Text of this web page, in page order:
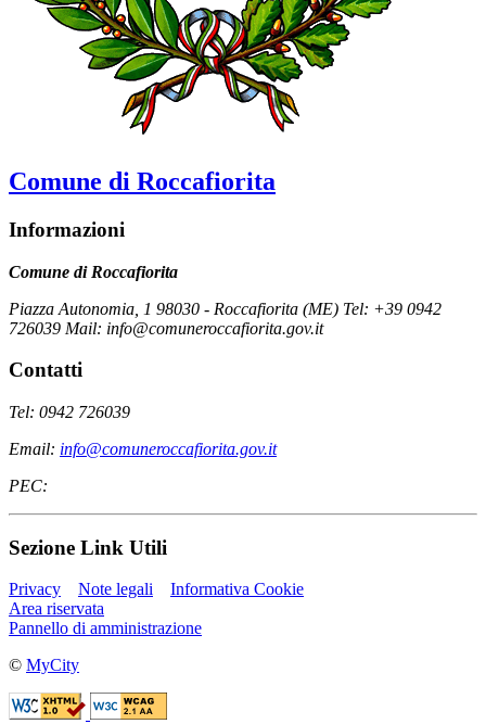
Comune di Roccafiorita
Informazioni
Comune di Roccafiorita
Piazza Autonomia, 1 98030 - Roccafiorita (ME) Tel: +39 0942
726039 Mail: info@comuneroccafiorita.gov.it
Contatti
Tel: 0942 726039
Email: info@comuneroccafiorita.gov.it
PEC:
Sezione Link Utili
Privacy Note legali
Informativa Cookie
Area riservata
Pannello di amministrazione
© MyCity